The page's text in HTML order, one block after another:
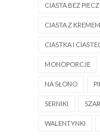
CIASTA BEZ
CIASTA Z KREMEM
CIASTKA I
MONOPORCJE
NA SŁONO
SERNIKI
WALENTYNKI